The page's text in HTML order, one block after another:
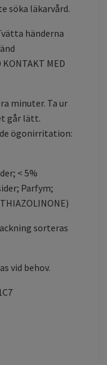
söka läkarvård.
händerna
MED
minuter. Ta ur
går lätt.
ögonirritation:
< 5%
Parfym;
sorteras
vid behov.